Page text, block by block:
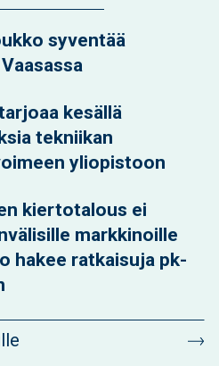
syventää
kesällä
tekniikan
yliopistoon
kiertotalous ei
markkinoille
hakee ratkaisuja pk-